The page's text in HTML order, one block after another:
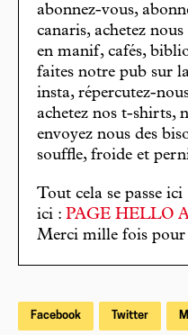
abonnez-vous,
canaris, achetez
en manif, cafés,
faites notre pub sur
insta, répercutez-
achetez nos t-shirts,
envoyez nous des
souffle, froide et
Tout cela se passe ici
ici : PAGE HELLO
Merci mille fois pour
Facebook Twitter